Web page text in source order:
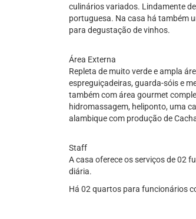
culinários variados. Lindamente
portuguesa. Na casa há também
para degustação de vinhos.
Área Externa
Repleta de muito verde e ampla
espreguiçadeiras, guarda-sóis e
também com área gourmet
hidromassagem, heliponto, uma
alambique com produção de
Staff
A casa oferece os serviços de 02
diária.
Há 02 quartos para funcionários